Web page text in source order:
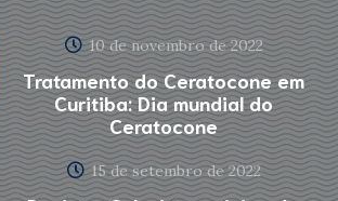
10 de novembro de 2022
Tratamento do Ceratocone em
Curitiba: Dia mundial do
Ceratocone
15 de setembro de 2022